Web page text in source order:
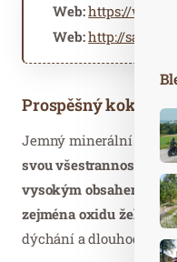
Web:https://
Web:http://saloos.cz
Prospěšný koktejl
Jemný minerální
svou všestranností v
vysokým obsahem
zejména oxidu
dýchání a dlouhodobé